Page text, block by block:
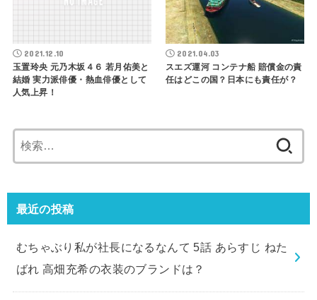
2021.12.10
玉置玲央 元乃木坂４６ 若月佑美と
結婚 実力派俳優・熱血俳優として
人気上昇！
2021.04.03
スエズ運河 コンテナ船 賠償金の責
任はどこの国？日本にも責任が？
索:
最近の投稿
むちゃぶり私が社長になるなんて 5話 あらすじ ねた
ばれ 高畑充希の衣装のブランドは？